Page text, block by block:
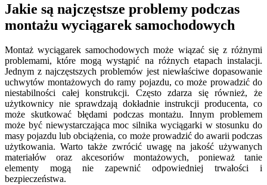
Jakie są najczęstsze problemy podczas
montażu wyciągarek samochodowych
Montaż wyciągarek samochodowych może wiązać się z różnymi
problemami, które mogą wystąpić na różnych etapach instalacji.
Jednym z najczęstszych problemów jest niewłaściwe dopasowanie
uchwytów montażowych do ramy pojazdu, co może prowadzić do
niestabilności całej konstrukcji. Często zdarza się również, że
użytkownicy nie sprawdzają dokładnie instrukcji producenta, co
może skutkować błędami podczas montażu. Innym problemem
może być niewystarczająca moc silnika wyciągarki w stosunku do
masy pojazdu lub obciążenia, co może prowadzić do awarii podczas
użytkowania. Warto także zwrócić uwagę na jakość używanych
materiałów oraz akcesoriów montażowych, ponieważ tanie
elementy mogą nie zapewnić odpowiedniej trwałości i
bezpieczeństwa.